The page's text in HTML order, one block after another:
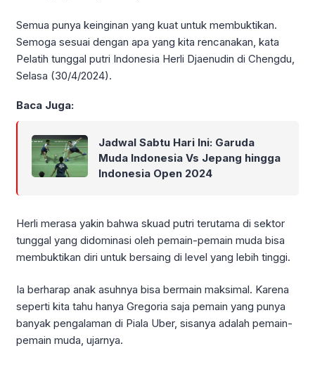
Semua punya keinginan yang kuat untuk membuktikan.
Semoga sesuai dengan apa yang kita rencanakan, kata
Pelatih tunggal putri Indonesia Herli Djaenudin di Chengdu,
Selasa (30/4/2024).
Baca Juga:
Jadwal Sabtu Hari Ini: Garuda
Muda Indonesia Vs Jepang hingga
Indonesia Open 2024
Herli merasa yakin bahwa skuad putri terutama di sektor
tunggal yang didominasi oleh pemain-pemain muda bisa
membuktikan diri untuk bersaing di level yang lebih tinggi.
Ia berharap anak asuhnya bisa bermain maksimal. Karena
seperti kita tahu hanya Gregoria saja pemain yang punya
banyak pengalaman di Piala Uber, sisanya adalah pemain-
pemain muda, ujarnya.